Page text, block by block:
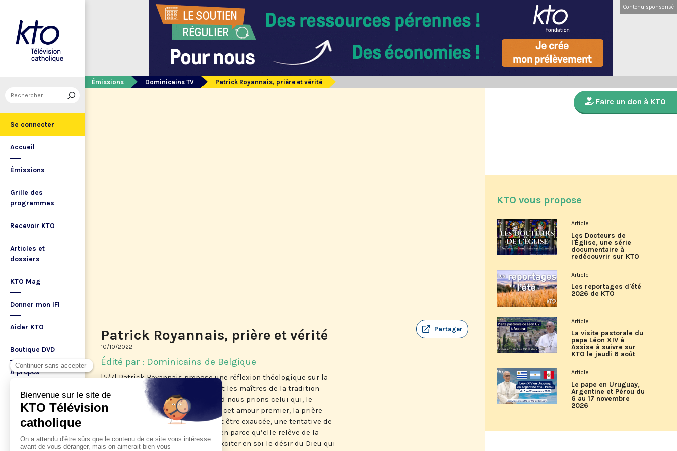
Se connecter
Accueil
Émissions
Grille des
programmes
Recevoir KTO
Articles et
dossiers
KTO Mag
Donner mon IFI
Aider KTO
Boutique DVD
A propos
Ma playlist
Contenu sponsorisé
Émissions Dominicains TV Patrick Royannais, prière et vérité
Patrick Royannais, prière et vérité
10/10/2022
Édité par : Dominicains de Belgique
Partager
[5/7] Patrick Royannais propose une réflexion théologique sur la
prière, appuyée sur les Écritures et les maîtres de la tradition
ecclésiale. Que faisons-nous quand nous prions celui qui, le
premier, nous a aimés? Réponse à cet amour premier, la prière
n’est pas une demande qui devrait être exaucée, une tentative de
fléchir la divinité. Elle ne sert à rien parce qu’elle relève de la
gratuité, de la grâce. Prier, c’est exciter en soi le désir du Dieu qui
Faire un don à KTO
KTO vous propose
Article
Les Docteurs de
l'Église, une série
documentaire à
redécouvrir sur KTO
Article
Les reportages d'été
2026 de KTO
Article
La visite pastorale du
pape Léon XIV à
Assise à suivre sur
KTO le jeudi 6 août
Article
Le pape en Uruguay,
Argentine et Pérou du
6 au 17 novembre
2026